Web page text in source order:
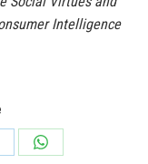
Intelligence
Partager